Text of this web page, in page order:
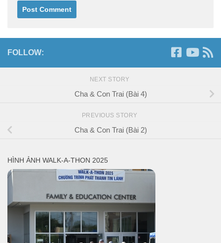
FOLLOW:
NEXT STORY
Cha & Con Trai (Bài 4)
PREVIOUS STORY
Cha & Con Trai (Bài 2)
HÌNH ẢNH WALK-A-THON 2025